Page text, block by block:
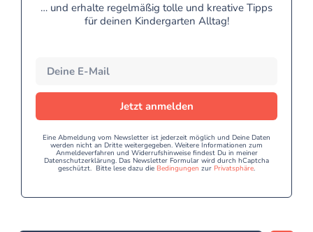
… und erhalte regelmäßig tolle und kreative Tipps
für deinen Kindergarten Alltag!
Jetzt anmelden
Eine Abmeldung vom Newsletter ist jederzeit möglich und Deine Daten
werden nicht an Dritte weitergegeben. Weitere Informationen zum
Anmeldeverfahren und Widerrufshinweise findest Du in meiner
Datenschutzerklärung. Das Newsletter Formular wird durch hCaptcha
geschützt. Bitte lese dazu die Bedingungen zur Privatsphäre.